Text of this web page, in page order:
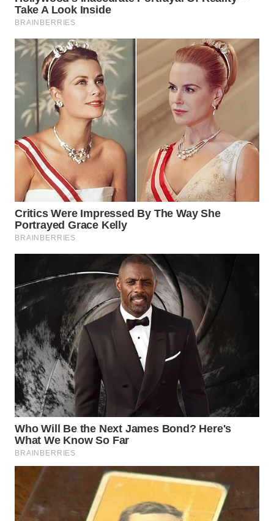
WN
WN
BEKASI
WN
BOGOR
WN
DEPOK
TAPANULI
UTARA
SAMOSIR
PADANG
LAWAS
WN
SUMEDANG
WN
CIANJUR
WN
KEPULAUAN
SERIBU
WN